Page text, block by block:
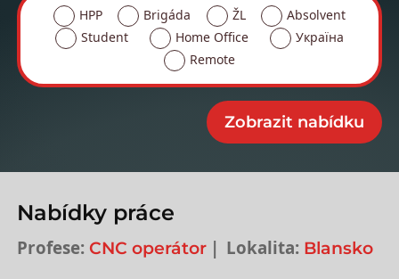
HPP Brigáda ŽL
Absolvent
Student
Home Office
Україна
Remote
Nabídky práce
Profese: CNC operátor Lokalita: Blansko